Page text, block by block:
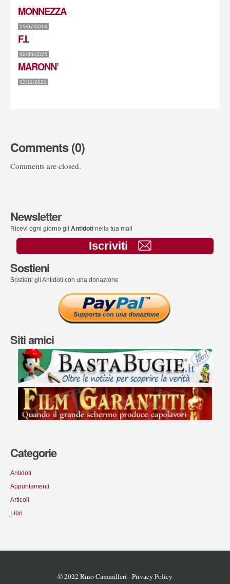
MONNEZZA
19/07/2014
F.I.
02/06/2025
MARONN’
02/11/2021
Comments (0)
Comments are closed.
Newsletter
Ricevi ogni giorno gli Antidoti nella tua mail
Iscriviti
Sostieni
Sostieni gli Antidoti con una donazione
Siti amici
Categorie
Antidoti
Appuntamenti
Articoli
Libri
© 2022 Rino Cammilleri -Privacy Policy